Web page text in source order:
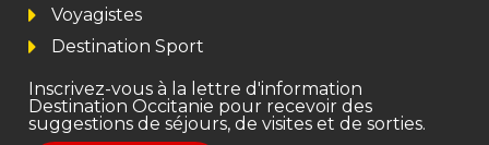
Voyagistes
Destination Sport
Inscrivez-vous à la lettre d'information
Destination Occitanie pour recevoir des
suggestions de séjours, de visites et de sorties.